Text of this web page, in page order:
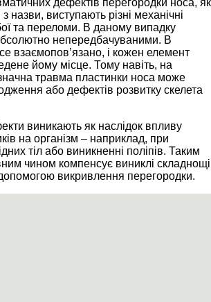
назви, виступають різні механічні
та переломи. В даному випадку
непередбачуваними. В
взаємопов’язано, і кожен елемент
йому місце. Тому навіть, на
травма пластинки носа може
або дефектів розвитку скелета
виникають як наслідок впливу
на організм – наприклад, при
тіл або виникненні поліпів. Таким
чином компенсує виниклі складнощі
викривлення перегородки.